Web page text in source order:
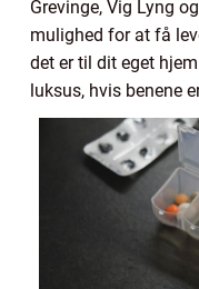
Grevinge, Vig Lyng
mulighed for at få
det er til dit eget
luksus, hvis benene